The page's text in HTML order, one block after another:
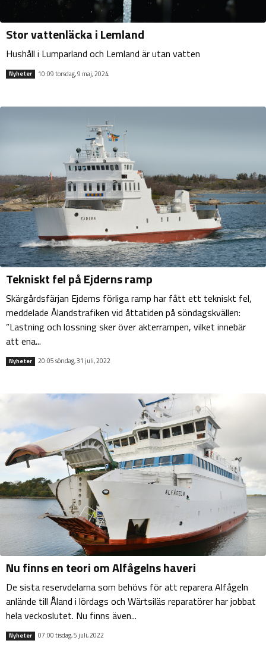
Stor vattenläcka i Lemland
Hushåll i Lumparland och Lemland är utan vatten
Nyheter 10:09 torsdag, 9 maj, 2024
Tekniskt fel på Ejderns ramp
Skärgårdsfärjan Ejderns förliga ramp har fått ett tekniskt fel,
meddelade Ålandstrafiken vid åttatiden på söndagskvällen:
”Lastning och lossning sker över akterrampen, vilket innebär
att ena...
Nyheter 20:05 söndag, 31 juli, 2022
Nu finns en teori om Alfågelns haveri
De sista reservdelarna som behövs för att reparera Alfågeln
anlände till Åland i lördags och Wärtsiläs reparatörer har jobbat
hela veckoslutet. Nu finns även...
Nyheter 07:00 tisdag, 5 juli, 2022